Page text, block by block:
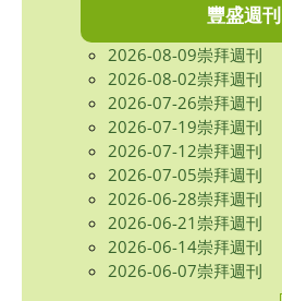
豐盛週刊
2026-08-09崇拜週刊
2026-08-02崇拜週刊
2026-07-26崇拜週刊
2026-07-19崇拜週刊
2026-07-12崇拜週刊
2026-07-05崇拜週刊
2026-06-28崇拜週刊
2026-06-21崇拜週刊
2026-06-14崇拜週刊
2026-06-07崇拜週刊